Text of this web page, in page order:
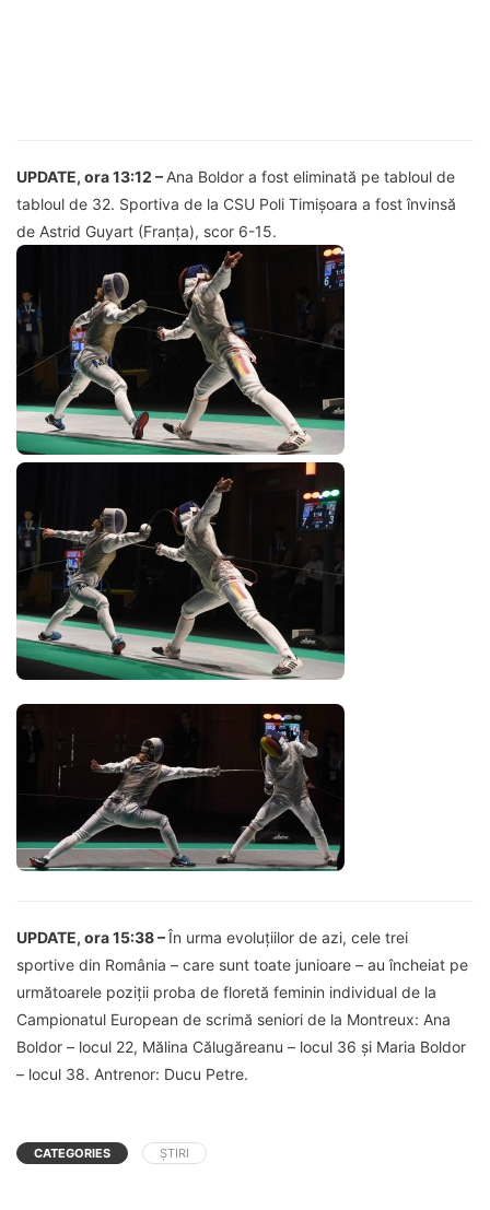
UPDATE, ora 13:12 – Ana Boldor a fost eliminată pe tabloul de
tabloul de 32. Sportiva de la CSU Poli Timișoara a fost învinsă
de Astrid Guyart (Franța), scor 6-15.
UPDATE, ora 15:38 –În urma evoluțiilor de azi, cele trei
sportive din România – care sunt toate junioare – au încheiat pe
următoarele poziții proba de floretă feminin individual de la
Campionatul European de scrimă seniori de la Montreux: Ana
Boldor – locul 22, Mălina Călugăreanu – locul 36 și Maria Boldor
– locul 38. Antrenor: Ducu Petre.
CATEGORIES ȘTIRI